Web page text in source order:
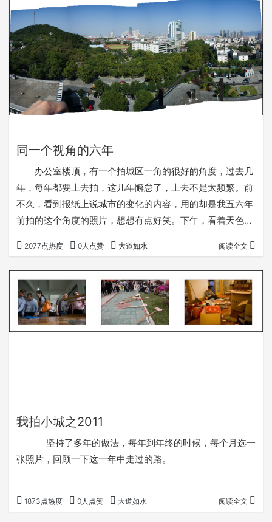
同一个视角的六年
办公室楼顶，有一个拍城区一角的很好的角度，过去几
年，每年都要上去拍，这几年懈怠了，上去不是太频繁。前
不久，看到报纸上说城市的变化的内容，用的却是我五六年
前拍的这个角度的照片，想想有点好笑。下午，看着天色还
PS自动拼接了一下，发现天空的拼接痕迹很严重，想必是因
为镜头暗角的关系。不过，与六年前拍的一张照片对比了一
下，发现城中的高楼多了不少，这五六年城市的变化不是一
点点啊。 ２０１２年１０月１６日 ２００
６年７月１３日。
2077点热度 0人点赞 大道如水 阅读全文
我拍小城之2011
坚持了多年的做法，每年到年终的时候，每个月选一
张照片，回顾一下这一年中走过的路。
1873点热度 0人点赞 大道如水 阅读全文